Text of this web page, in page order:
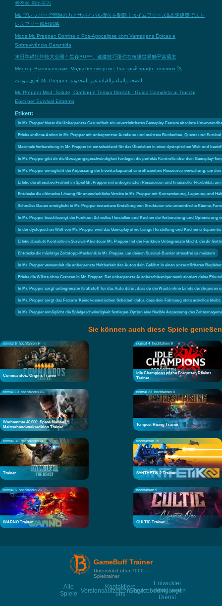
완전히 뒤바꾸기
Mr. プレッパーで無限の力とサバイバル優位を制覇！タイムフリーズ&高速建築でスト
レスフリー脱出戦略
Mods Mr. Prepper: Domine o Pós-Apocalipse com Vantagens Épicas e
Sobrevivência Garantida
末日準備狂神技大公開！生存BUFF、速建技巧讓你在核爆世界躺平當霸主
Мистер Выживальщик: Моды бессмертие, быстрый крафт, топливо 🚀
أقوى مودات Mr. Prepper: الصحة والبناء والقيادة غير المحدودة
Mr. Prepper Mod: Salute, Crafting e Tempo Illimitati - Guida Completa ai Trucchi
Epici per Survival Estremo
Etikett:
In Mr. Prepper bietet die Unbegrenzte Gesundheit als unverzichtbares Gameplay-Feature absolute
Erlebe endlose Action in Mr. Prepper mit unbegrenzter Ausdauer und meistere Bunkerbau, Quests und
Maximale Vorbereitung in Mr. Prepper ist entscheidend für das Überleben in einer dystopischen Welt und
In Mr. Prepper gibt dir die Bewegungsgeschwindigkeit festlegen die perfekte Kontrolle über dein Gameplay-
In Mr. Prepper ermöglicht die Anpassung der Inventarkapazität eine effizientere Ressourcenverwaltung, um
Erlebe die ultimative Freiheit im Spiel Mr. Prepper mit unbegrenzten Ressourcen und finanzieller Flexibilität,
Entdecke die ultimative Lösung für unverderbliche Vorräte in Mr. Prepper mit Konservierung, Lagerung und
Schnelles Bauen ermöglicht in Mr. Prepper instantane Erstellung von Strukturen wie unterirdische Räume,
In Mr. Prepper beschleunigt die Funktion Schnelles Herstellen und Kochen die Vorbereitung und Optimierung
In der dystopischen Welt von Mr. Prepper wird das Gameplay ohne lästige Herstellung und Kochen
Erlebe absolute Kontrolle im Survival-Abenteuer Mr. Prepper mit der Funktion Unbegrenzte Macht, die dir
Entdecke die mächtige Zeitstopp-Mechanik in Mr. Prepper, um deinen Survival-Bunker stressfrei zu meistern
In Mr. Prepper verwandelt die unbegrenzte Haltbarkeit des Autos dein Gefährt in einen unzerstörbaren
Erlebe die Wüste ohne Grenzen in Mr. Prepper: Der unbegrenzte Autobeschleuniger revolutioniert deine
In Mr. Prepper sorgt unbegrenzter Kraftstoff für das Auto dafür, dass du die Wüste ohne Limits durchqueren
In Mr. Prepper sorgt das Feature 'Keine kosmetischen Schäden' dafür, dass dein Fahrzeug stets makellos
In Mr. Prepper ermöglicht die Spielgeschwindigkeit festlegen-Option eine flexible Anpassung des
Sie können auch diese Spiele genießen
normal 5 hochfahren 9
Commandos: Origins Trainer
normal 4 hochfahren 9
Idle Champions of the Forgotten Realms
Trainer
normal 10 hochfahren 16
Warhammer 40,000: Space Marine -
Meisterhandwerksedition Trainer
normal 23 hochfahren 8
Tempest Rising Trainer
normal 31 hochfahren 24
Trainer
hochfahren 19
SYNTHETIK 2 Trainer
normal 6 hochfahren 26
WARNO Trainer
hochfahren 9
CULTIC Trainer
GameBuff Trainer
Unterstützt über 7000
Spieltrainer
Alle
Spiele Versionsaufzeichnungen
Kontaktiere
uns Servicebedingungen
Entwickler
deaktiviert
Dienst